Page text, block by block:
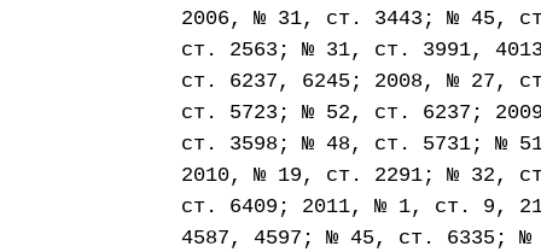
2006, № 31, ст. 3443; № 45,
ст. 2563; № 31, ст. 3991,
ст. 6237, 6245; 2008, № 27,
ст. 5723; № 52, ст. 6237;
ст. 3598; № 48, ст. 5731; №
2010, № 19, ст. 2291; № 32,
ст. 6409; 2011, № 1, ст. 9,
4587, 4597; № 45, ст. 6335;